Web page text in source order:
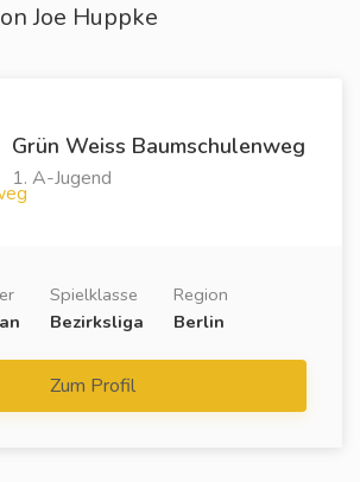
Joe Huppke
Grün Weiss Baumschulenweg
1. A-Jugend
Spielklasse
Bezirksliga
Region
Berlin
Zum Profil